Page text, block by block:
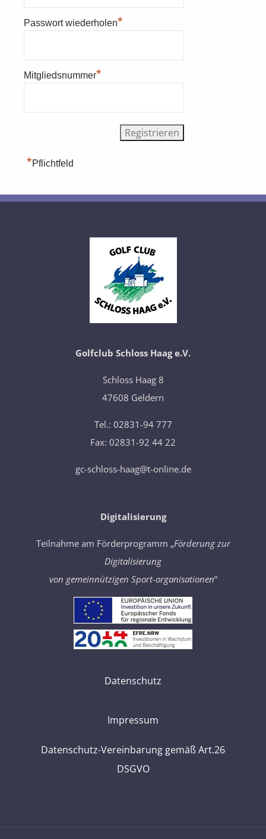
Passwort wiederholen*
Mitgliedsnummer*
*Pflichtfeld
Golfclub Schloss Haag e.V.
​Schloss Haag 8
47608 Geldern
Tel.: 02831-94 777
Fax: 02831-92 44 22
gc-schloss-haag@t-online.de
Digitalisierung
Teilnahme am Förderprogramm „Förderung zur
Digitalisierung
von gemeinnützigen Sport-organisationen“
Datenschutz
Impressum
Datenschutz-Vereinbarung gemäß Art.26
DSGVO